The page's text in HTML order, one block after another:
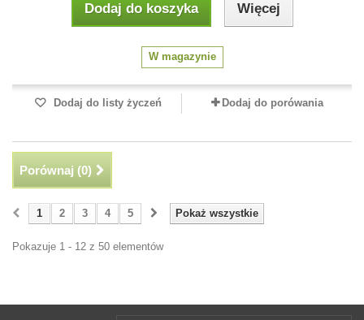
Dodaj do koszyka Więcej
W magazynie
Dodaj do listy życzeń Dodaj do porówania
Porównaj (0)
Pokaż wszystkie
1 2 3 4 5
Pokazuje 1 - 12 z 50 elementów